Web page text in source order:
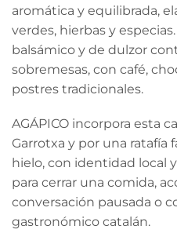
aromática y equilibrada,
verdes, hierbas y
balsámico y de dulzor
sobremesas, con café,
postres tradicionales.
AGÁPICO incorpora esta
Garrotxa y por una ratafía
hielo, con identidad local
para cerrar una comida,
conversación pausada o
gastronómico catalán.